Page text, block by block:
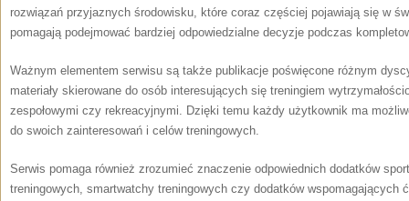
rozwiązań przyjaznych środowisku, które coraz częściej pojawiają się w
pomagają podejmować bardziej odpowiedzialne decyzje podczas
Ważnym elementem serwisu są także publikacje poświęcone różnym
materiały skierowane do osób interesujących się treningiem
zespołowymi czy rekreacyjnymi. Dzięki temu każdy użytkownik ma
do swoich zainteresowań i celów treningowych.
Serwis pomaga również zrozumieć znaczenie odpowiednich dodatków
treningowych, smartwatchy treningowych czy dodatków wspomagających